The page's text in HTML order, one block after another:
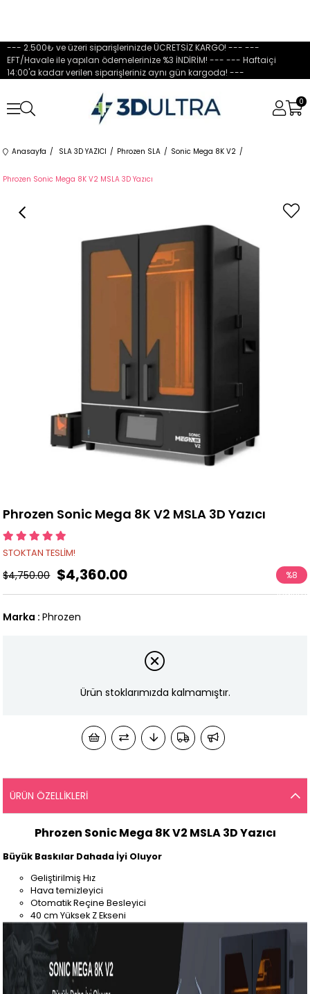
--- 2.500₺ ve üzeri siparişlerinizde ÜCRETSİZ KARGO! --- ---
EFT/Havale ile yapılan ödemelerinize %3 İNDİRİM! --- --- Haftaiçi
14:00'a kadar verilen siparişleriniz aynı gün kargoda! ---
0
Anasayfa SLA 3D YAZICI Phrozen SLA Sonic Mega 8K V2
Phrozen Sonic Mega 8K V2 MSLA 3D Yazıcı
Phrozen Sonic Mega 8K V2 MSLA 3D Yazıcı
STOKTAN TESLİM!
$4,750.00 $4,360.00 %8
İndirim
Marka : Phrozen
Ürün stoklarımızda kalmamıştır.
ÜRÜN ÖZELLIKLERI
Phrozen Sonic Mega 8K V2 MSLA 3D Yazıcı
Büyük Baskılar Dahada İyi Oluyor
Geliştirilmiş Hız
Hava temizleyici
Otomatik Reçine Besleyici
40 cm Yüksek Z Ekseni